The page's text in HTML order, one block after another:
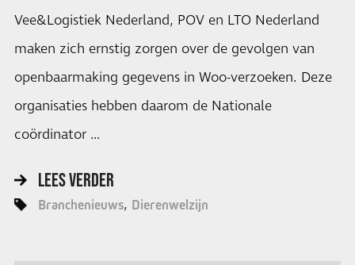
Vee&Logistiek Nederland, POV en LTO Nederland
maken zich ernstig zorgen over de gevolgen van
openbaarmaking gegevens in Woo-verzoeken. Deze
organisaties hebben daarom de Nationale
coördinator …
LEES VERDER
Branchenieuws Dierenwelzijn